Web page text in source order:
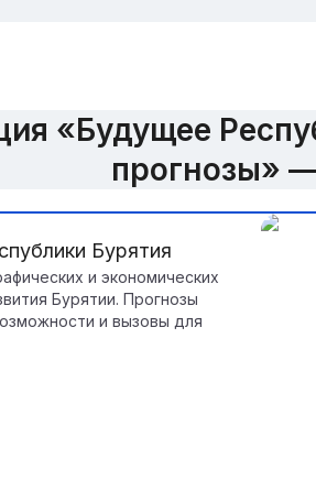
«Будущее
прогнозы»
Бурятия
и экономических
Бурятии. Прогнозы
и вызовы для